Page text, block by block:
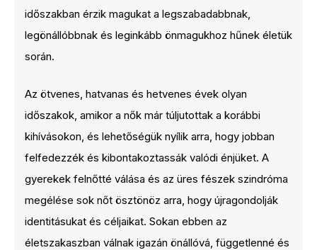
időszakban érzik magukat a legszabadabbnak,
legönállóbbnak és leginkább önmagukhoz hűnek életük
során.
Az ötvenes, hatvanas és hetvenes évek olyan
időszakok, amikor a nők már túljutottak a korábbi
kihívásokon, és lehetőségük nyílik arra, hogy jobban
felfedezzék és kibontakoztassák valódi énjüket. A
gyerekek felnőtté válása és az üres fészek szindróma
megélése sok nőt ösztönöz arra, hogy újragondolják
identitásukat és céljaikat. Sokan ebben az
életszakaszban válnak igazán önállóvá, függetlenné és